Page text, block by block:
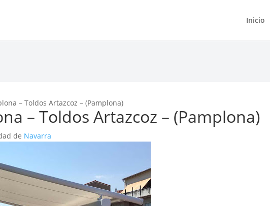
Inicio
– Toldos Artazcoz – (Pamplona)
– Toldos Artazcoz – (Pamplona)
de Navarra